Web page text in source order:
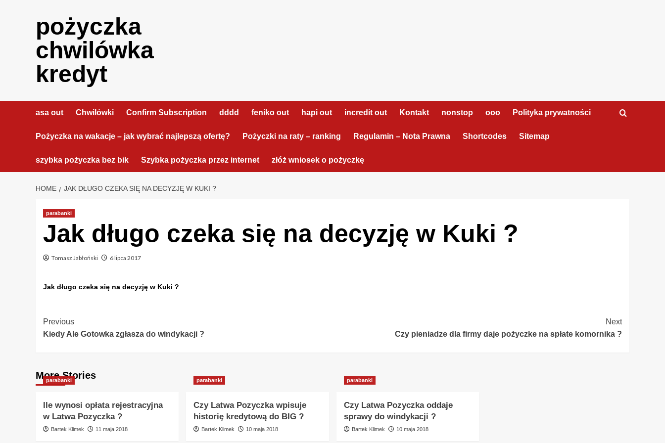
pożyczka
chwilówka
kredyt
asa out Chwilówki Confirm Subscription dddd feniko out hapi out incredit out Kontakt nonstop ooo Polityka prywatności
Pożyczka na wakacje – jak wybrać najlepszą ofertę? Pożyczki na raty – ranking Regulamin – Nota Prawna Shortcodes Sitemap
szybka pożyczka bez bik Szybka pożyczka przez internet złóż wniosek o pożyczkę
HOME JAK DŁUGO CZEKA SIĘ NA DECYZJĘ W KUKI ?
parabanki
Jak długo czeka się na decyzję w Kuki ?
Tomasz Jabłoński 6 lipca 2017
Jak długo czeka się na decyzję w Kuki ?
Post
Navigation
Previous
Kiedy Ale Gotowka zgłasza do windykacji ?
Next
Czy pieniadze dla firmy daje pożyczke na spłate komornika ?
More Stories
parabanki
Ile wynosi opłata rejestracyjna
w Latwa Pozyczka ?
Bartek Klimek 11 maja 2018
parabanki
Czy Latwa Pozyczka wpisuje
historię kredytową do BIG ?
Bartek Klimek 10 maja 2018
parabanki
Czy Latwa Pozyczka oddaje
sprawy do windykacji ?
Bartek Klimek 10 maja 2018